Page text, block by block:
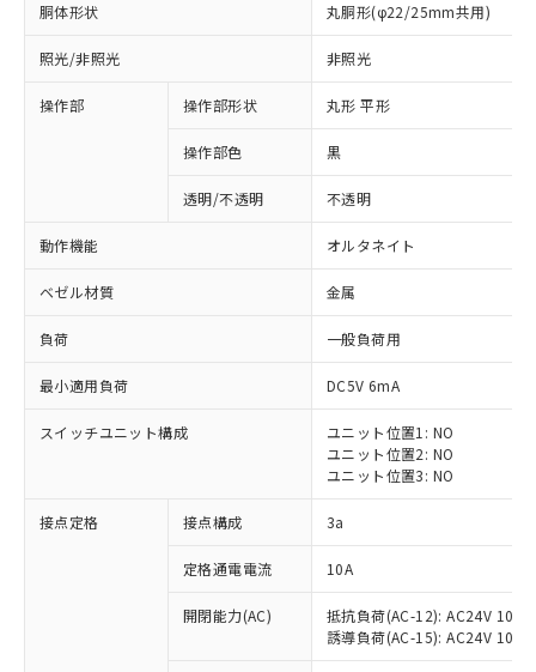
胴体形状 丸胴形(φ22/25mm共用)
照光/非照光 非照光
操作部 操作部形状 丸形 平形
操作部色 黒
透明/不透明 不透明
動作機能 オルタネイト
ベゼル材質 金属
負荷 一般負荷用
最小適用負荷 DC5V 6mA
スイッチユニット構成
ユニット位置1: NO
ユニット位置2: NO
ユニット位置3: NO
接点定格 接点構成 3a
定格通電電流 10A
開閉能力(AC)
抵抗負荷(AC-12): AC24V 10A/
誘導負荷(AC-15): AC24V
※1 対応状況
対応済み：EU RoHS指令（10物質）の
非含有に対応した製品が提供可能な商品で
対応予定：EU RoHS指令（10物質）の非含